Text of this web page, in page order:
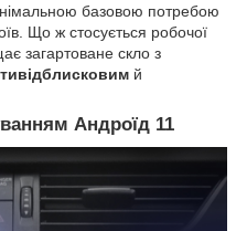
базовою потребою
Що ж стосується робочої
загартоване скло з
й
Андроїд 11